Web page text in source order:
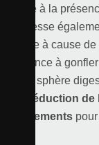
Grâce à la
s’adresse
fluctue à cause
tendance à
sur la sphère
réduction
gonflements